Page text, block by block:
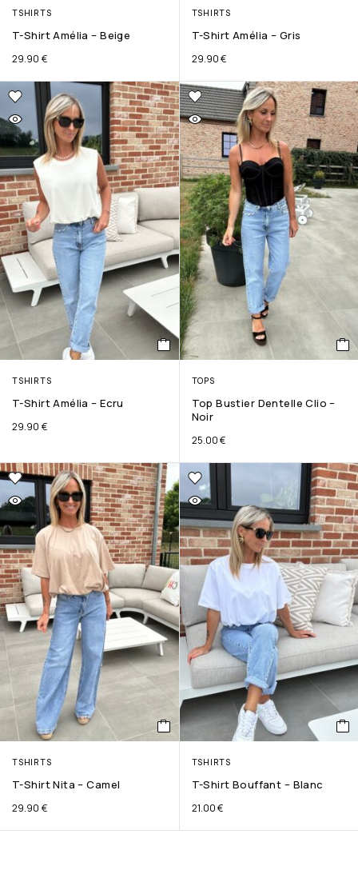
TSHIRTS
T-Shirt Amélia – Beige
29.90 €
TSHIRTS
T-Shirt Amélia – Gris
29.90€
TSHIRTS
T-Shirt Amélia – Ecru
29.90 €
TOPS
Top Bustier Dentelle Clio –
Noir
25.00€
TSHIRTS
T-Shirt Nita – Camel
29.90 €
TSHIRTS
T-Shirt Bouffant – Blanc
21.00€